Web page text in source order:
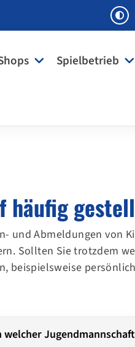
Spielbetrieb
häufig
und Abmeldungen von
Sollten Sie trotzdem
beispielsweise